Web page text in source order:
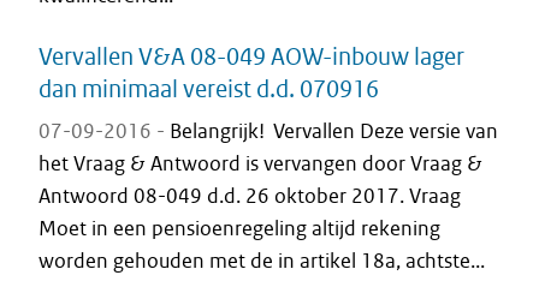
Vervallen V&A 08-049 AOW-inbouw lager
dan minimaal vereist d.d. 070916
07-09-2016 - Belangrijk! Vervallen Deze versie van
het Vraag & Antwoord is vervangen door Vraag &
Antwoord 08-049 d.d. 26 oktober 2017. Vraag
Moet in een pensioenregeling altijd rekening
worden gehouden met de in artikel 18a, achtste...